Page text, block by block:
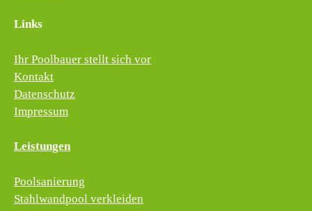
Links
Ihr Poolbauer stellt sich vor
Kontakt
Datenschutz
Impressum
Leistungen
Poolsanierung
Stahlwandpool verkleiden